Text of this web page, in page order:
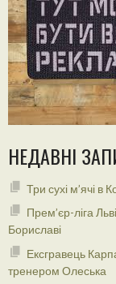
НЕДАВНІ
Три сухі м’ячі
Прем’єр-ліга
Бориславі
Ексгравець
тренером Олеська